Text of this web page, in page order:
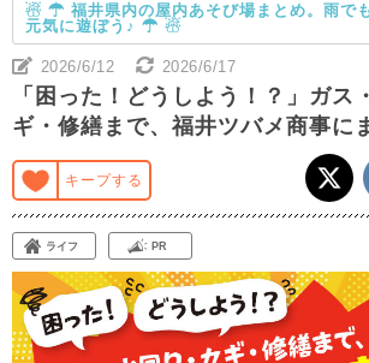
☃ ☂ 福井県内の屋内あそび場まとめ。雨でも
元気に遊ぼう♪ ☂ ☃
2026/6/12 2026/6/17
「困った！どうしよう！？」ガス
ギ・修繕まで、福井ツバメ商事に
キープする
ライフ PR